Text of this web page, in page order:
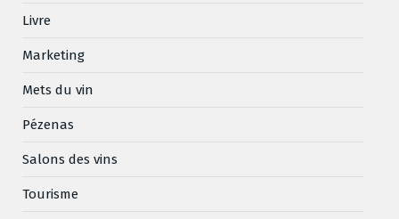
Livre
Marketing
Mets du vin
Pézenas
Salons des vins
Tourisme